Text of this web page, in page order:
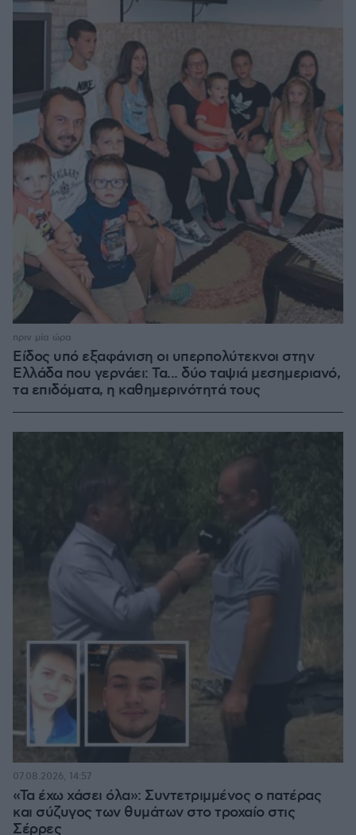
Είδος υπό εξαφάνιση οι υπερπολύτεκνοι στην
Ελλάδα που γερνάει: Τα... δύο ταψιά μεσημεριανό,
τα επιδόματα, η καθημερινότητά τους
πριν μία ώρα
«Τα έχω χάσει όλα»: Συντετριμμένος ο πατέρας
και σύζυγος των θυμάτων στο τροχαίο στις
Σέρρες
07.08.2026, 14:57